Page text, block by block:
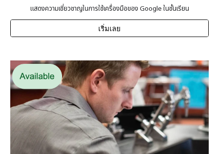
แสดงความเชี่ยวชาญในการใช้เครื่องมือของ Google ในชั้นเรียน
เริ่มเลย